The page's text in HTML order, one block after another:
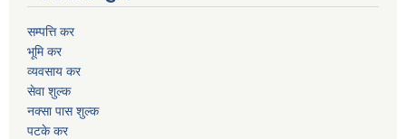
सम्पत्ति कर
भूमि कर
व्यवसाय कर
सेवा शुल्क
नक्सा पास शुल्क
पटके कर